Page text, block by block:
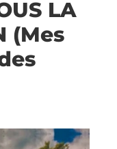
LA
(Mes